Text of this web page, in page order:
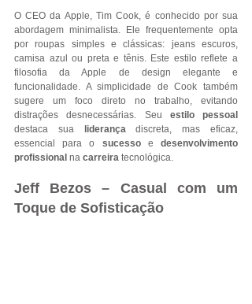
O CEO da Apple, Tim Cook, é conhecido por sua
abordagem minimalista. Ele frequentemente opta
por roupas simples e clássicas: jeans escuros,
camisa azul ou preta e tênis. Este estilo reflete a
filosofia da Apple de design elegante e
funcionalidade. A simplicidade de Cook também
sugere um foco direto no trabalho, evitando
distrações desnecessárias. Seu
destaca sua liderança discreta, mas eficaz,
essencial para o sucesso e desenvolvimento
profissional na carreira tecnológica.
Jeff Bezos – Casual com um
Toque de Sofisticação